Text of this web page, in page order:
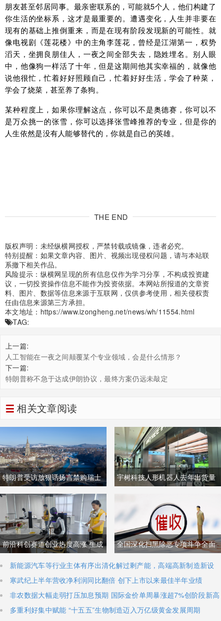
朋友甚至邻居同事。最亲密联系的，可能就5个人，他们构建了
你生活的坐标系，这才是最重要的。遭遇变化，人生并非要在
现有的基础上推倒重来，而是在现有阶段发现新的可能性。就
像电视剧《莲花楼》中的主角李莲花，曾经是江湖第一，权势
滔天，坐拥良朋佳人，一夜之间全部失去，隐姓埋名。别人眼
中，他像狗一样活了十年，但是这期间他其实幸福的，就像他
说他很忙，忙着好好照顾自己，忙着好好生活，学会了种菜，
学会了烧菜，甚至养了条狗。
某种程度上，如果你理解这点，你可以不是奥德赛，你可以不
是万众挑一的张雪，你可以选择张雪峰推荐的专业，但是你的
人生依然是没有人能够替代的，你就是自己的英雄。
THE END
版权声明：未经纵横网授权，严禁转载或镜像，违者必究。
特别提醒：如果文章内容、图片、视频出现侵权问题，请与本站联
系撤下相关作品。
风险提示：纵横网呈现的所有信息仅作为学习分享，不构成投资建
议，一切投资操作信息不能作为投资依据。本网站所报道的文章资
料、图片、数据等信息来源于互联网，仅供参考使用，相关侵权责
任由信息来源第三方承担。
本文地址： https://www.izongheng.net/news/wh/11554.html
TAG:
上一篇:
人工智能在一夜之间颠覆某个专业领域，会是什么情形？
下一篇:
特朗普称不急于达成伊朗协议，最终方案仍远未敲定
相关文章阅读
特朗普受访放狠话扬言禁购瑞士
商品抹平贸易逆差 双方贸易数据
与经贸纽带实际情况反差明显
宇树科技人形机器人去年出货量
加码核心技术研发
前沿科创赛道创业热度高涨 生成
式AI与人形机器人加速培育全新
增长极
全国深化扫黑除恶专项斗争全面
铺开 河南锁定十类新型涉网涉软
暴力黑恶犯罪精准严打
新能源汽车等行业主体有序出清化解过剩产能，高端高新制造新设
寒武纪上半年营收净利润同比翻倍 创下上市以来最佳半年业绩
非农数据大幅走弱打压加息预期 国际金价单周暴涨超7%创阶段新高
多重利好集中赋能 “十五五”生物制造迈入万亿级黄金发展周期